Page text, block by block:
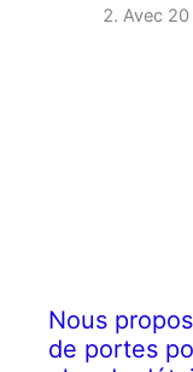
Avec
Nous
de portes